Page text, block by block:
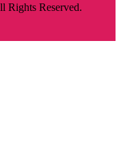
Rights Reserved.